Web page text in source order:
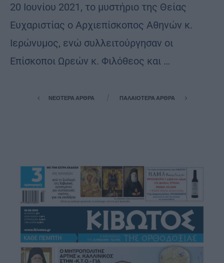
20 Ιουνίου 2021, το μυστήριο της Θείας
Ευχαριστίας ο Αρχιεπίσκοπος Αθηνών κ.
Ιερώνυμος, ενώ συλλειτούργησαν οι
Επίσκοποι Ωρεών κ. Φιλόθεος και …
ΝΕΌΤΕΡΑ ΆΡΘΡΑ ΠΑΛΑΙΌΤΕΡΑ ΆΡΘΡΑ